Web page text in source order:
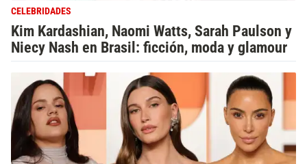
CELEBRIDADES
Kim Kardashian, Naomi Watts, Sarah Paulson y
Niecy Nash en Brasil: ficción, moda y glamour